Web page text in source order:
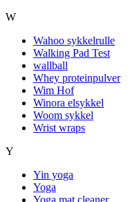
W
Wahoo sykkelrulle
Walking Pad Test
wallball
Whey proteinpulver
Wim Hof
Winora elsykkel
Woom sykkel
Wrist wraps
Y
Yin yoga
Yoga
Yoga mat cleaner